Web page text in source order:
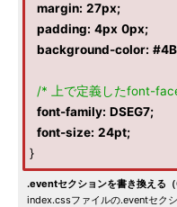
margin: 27px;
padding: 4px 0px;
background-color:
/* 上で定義したfont-
font-family: DSEG7;
font-size: 24pt;
}
.eventセクションを書き換える（
index.cssファイルの.eventセク